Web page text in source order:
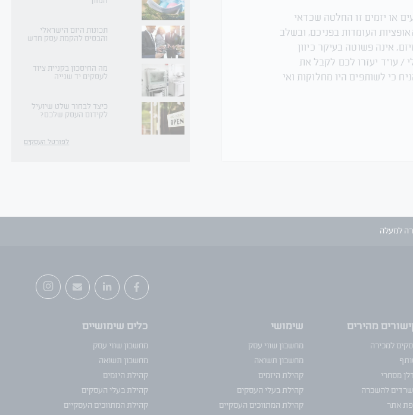
תכונות היזם הישראלי
והבסיס להקמת עסק חדש
מה החיסכון בקניית ציוד
לעסקים יד שנייה
כיצד לבחור שלט שיועיל
לקידום העסק שלכם?
לפורטל העסקים
או יזמים זו החלטה שכדאי
העומדות בפניכם, ובשלב
אינה פשוטה בעיקר כיוון
/ עו"ד יעזרו לכם לקבל את
כי לשותפים היו מחלוקות ואי
למעלה
מהירים
למכירה
מסחרי
להשכרה
אתר
שימושי
מחשבון שווי עסק
מחשבון תשואה
קהילת היזמים
קהילת בעלי העסקים
קהילת המתווכים העסקיים
כלים שימושיים
מחשבון שווי עסק
מחשבון תשואה
קהילת היזמים
קהילת בעלי העסקים
קהילת המתווכים העסקיים